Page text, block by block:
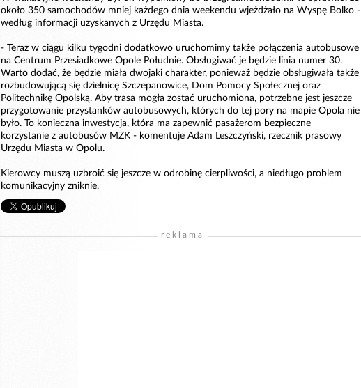
około 350 samochodów mniej każdego dnia weekendu wjeżdżało na Wyspę Bolko -
według informacji uzyskanych z Urzędu Miasta.
- Teraz w ciągu kilku tygodni dodatkowo uruchomimy także połączenia autobusowe
na Centrum Przesiadkowe Opole Południe. Obsługiwać je będzie linia numer 30.
Warto dodać, że będzie miała dwojaki charakter, ponieważ będzie obsługiwała także
rozbudowującą się dzielnicę Szczepanowice, Dom Pomocy Społecznej oraz
Politechnikę Opolską. Aby trasa mogła zostać uruchomiona, potrzebne jest jeszcze
przygotowanie przystanków autobusowych, których do tej pory na mapie Opola nie
było. To konieczna inwestycja, która ma zapewnić pasażerom bezpieczne
korzystanie z autobusów MZK - komentuje Adam Leszczyński, rzecznik prasowy
Urzędu Miasta w Opolu.
Kierowcy muszą uzbroić się jeszcze w odrobinę cierpliwości, a niedługo problem
komunikacyjny zniknie.
reklama